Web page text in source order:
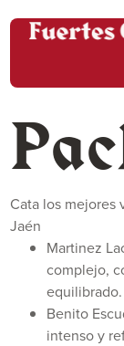
Cata los mejores
Jaén
Martinez
complejo,
equilibrado.
Benito
intenso y